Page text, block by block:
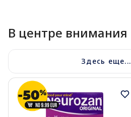
В центре внимания
Здесь еще...